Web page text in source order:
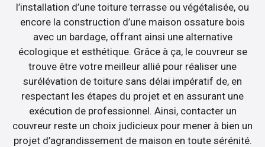
l’installation d’une toiture terrasse ou végétalisée, ou
encore la construction d’une maison ossature bois
avec un bardage, offrant ainsi une alternative
écologique et esthétique. Grâce à ça, le couvreur se
trouve être votre meilleur allié pour réaliser une
surélévation de toiture sans délai impératif de, en
respectant les étapes du projet et en assurant une
exécution de professionnel. Ainsi, contacter un
couvreur reste un choix judicieux pour mener à bien un
projet d’agrandissement de maison en toute sérénité.